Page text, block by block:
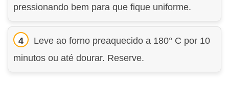
pressionando bem para que fique uniforme.
Leve ao forno preaquecido a 180° C por 10
minutos ou até dourar. Reserve.